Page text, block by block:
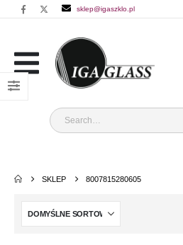
sklep@igaszklo.pl
SKLEP 8007815280605